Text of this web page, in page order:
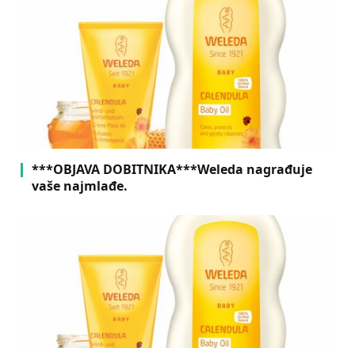
***OBJAVA DOBITNIKA***Weleda nagrađuje
vaše najmlađe.